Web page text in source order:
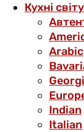
Кухні світу
Arabic
Indian
Italian